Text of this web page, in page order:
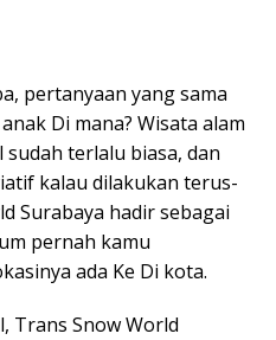
pertanyaan yang sama
Di mana? Wisata alam
terlalu biasa, dan
kalau dilakukan terus-
Surabaya hadir sebagai
pernah kamu
ada Ke Di kota.
Trans Snow World